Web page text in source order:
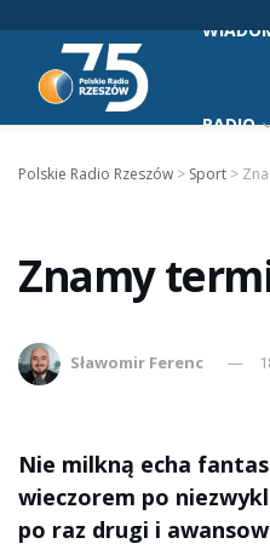
RADIO
Polskie Radio Rzeszów > Sport >
Znamy
Sławomir Ferenc
Nie milkną echa
wieczorem po
po raz drugi i